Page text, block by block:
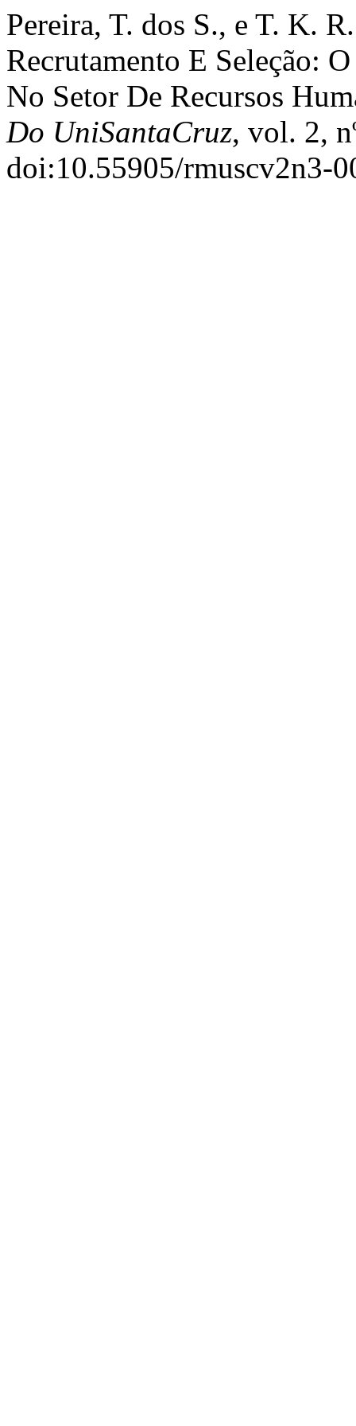
Pereira, T. dos S., e T. K.
Recrutamento E Seleção:
No Setor De Recursos
Do UniSantaCruz, vol. 2,
doi:10.55905/rmuscv2n3-